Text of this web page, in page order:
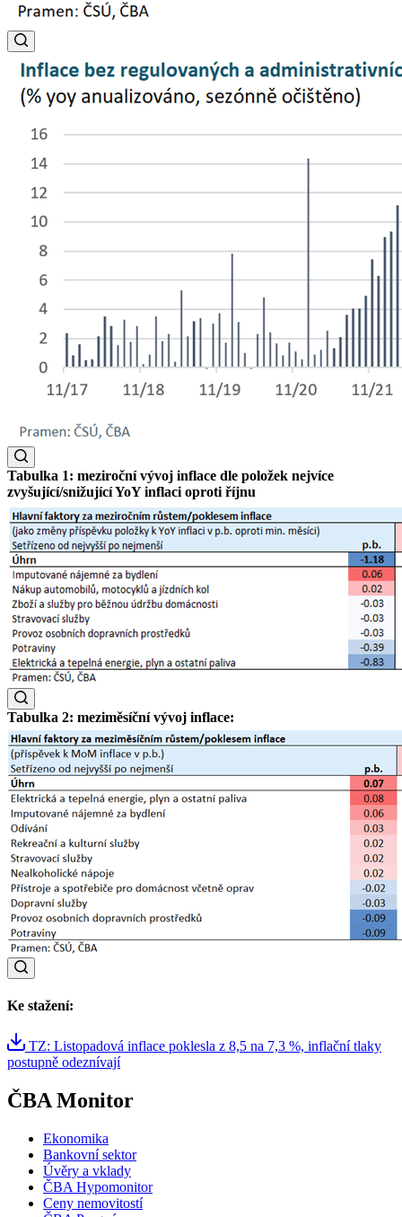
Tabulka 1: meziroční vývoj inflace dle položek nejvíce
zvyšující/snižující YoY inflaci oproti říjnu
Tabulka 2: meziměsíční vývoj inflace:
Ke stažení:
TZ: Listopadová inflace poklesla z 8,5 na 7,3 %, inflační tlaky
postupně odeznívají
ČBA Monitor
Ekonomika
Bankovní sektor
Úvěry a vklady
ČBA Hypomonitor
Ceny nemovitostí